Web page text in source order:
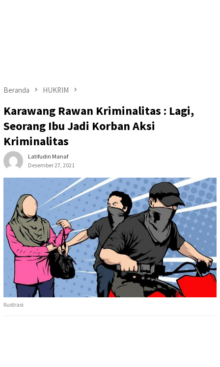
Beranda HUKRIM
Karawang Rawan Kriminalitas : Lagi,
Seorang Ibu Jadi Korban Aksi
Kriminalitas
Latifudin Manaf
Desember 27, 2021
Ilustrasi